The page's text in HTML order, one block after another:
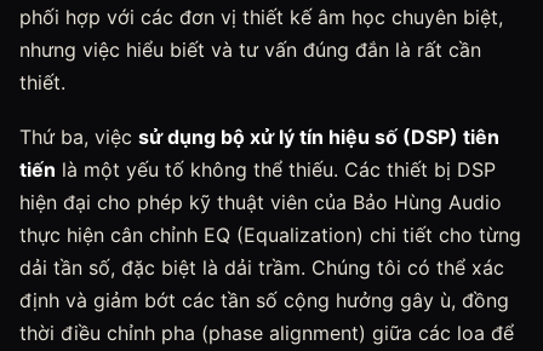
phối hợp với các đơn vị thiết kế âm học chuyên biệt,
nhưng việc hiểu biết và tư vấn đúng đắn là rất cần
thiết.
Thứ ba, việc sử dụng bộ xử lý tín hiệu số (DSP) tiên
tiến là một yếu tố không thể thiếu. Các thiết bị DSP
hiện đại cho phép kỹ thuật viên của Bảo Hùng Audio
thực hiện cân chỉnh EQ (Equalization) chi tiết cho từng
dải tần số, đặc biệt là dải trầm. Chúng tôi có thể xác
định và giảm bớt các tần số cộng hưởng gây ù, đồng
thời điều chỉnh pha (phase alignment) giữa các loa để